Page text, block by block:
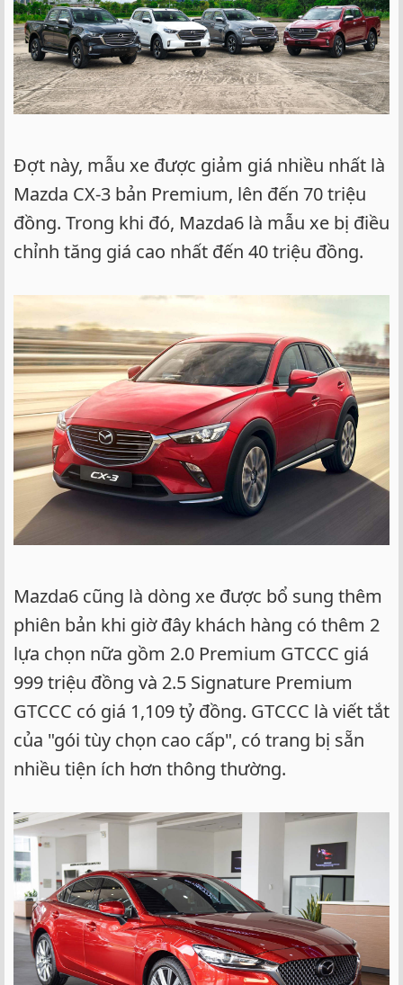
Đợt này, mẫu xe được giảm giá nhiều nhất là
Mazda CX-3 bản Premium, lên đến 70 triệu
đồng. Trong khi đó, Mazda6 là mẫu xe bị điều
chỉnh tăng giá cao nhất đến 40 triệu đồng.
Mazda6 cũng là dòng xe được bổ sung thêm
phiên bản khi giờ đây khách hàng có thêm 2
lựa chọn nữa gồm 2.0 Premium GTCCC giá
999 triệu đồng và 2.5 Signature Premium
GTCCC có giá 1,109 tỷ đồng. GTCCC là viết tắt
của "gói tùy chọn cao cấp", có trang bị sẵn
nhiều tiện ích hơn thông thường.